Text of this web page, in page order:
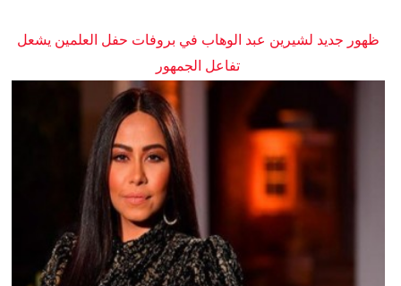
ظهور جديد لشيرين عبد الوهاب في بروفات حفل العلمين يشعل
تفاعل الجمهور